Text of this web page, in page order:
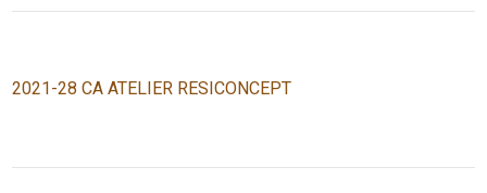
2021-28 CA ATELIER RESICONCEPT